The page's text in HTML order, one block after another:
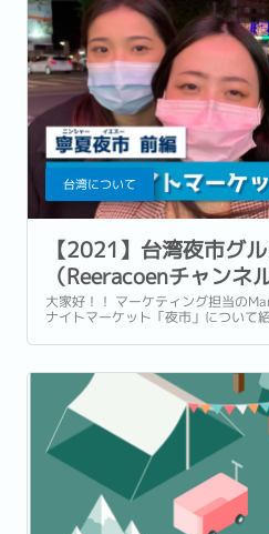
台湾について
【2021】台湾夜市グ
（Reeracoenチャンネ
大家好！！ マーケティング担当の
ナイトマーケット「夜市」について
【夜市グルメ前編】台湾の寧夏夜市